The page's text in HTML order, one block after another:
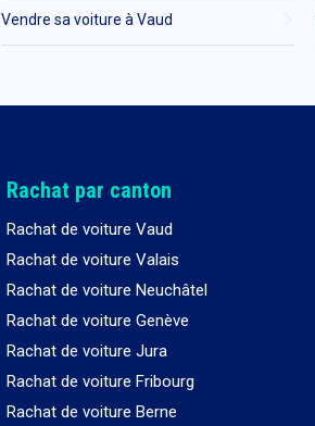
Vendre sa voiture à Vaud
Rachat par canton
Rachat de voiture Vaud
Rachat de voiture Valais
Rachat de voiture Neuchâtel
Rachat de voiture Genève
Rachat de voiture Jura
Rachat de voiture Fribourg
Rachat de voiture Berne